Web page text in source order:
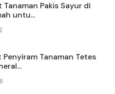
Tanaman Pakis Sayur di
untu...
Tanaman Tetes